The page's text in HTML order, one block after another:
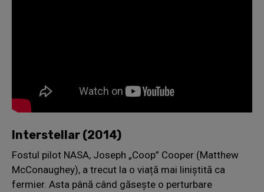
Interstellar (2014)
Fostul pilot NASA, Joseph „Coop” Cooper (Matthew
McConaughey), a trecut la o viață mai liniștită ca
fermier. Asta până când găsește o perturbare